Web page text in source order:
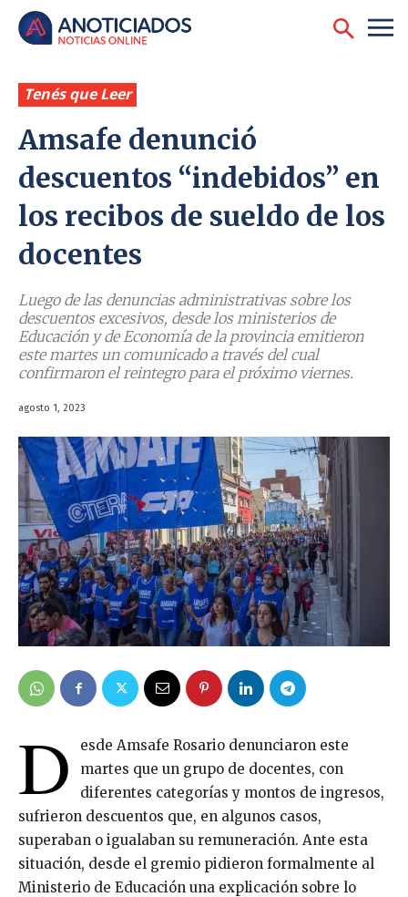
Tenés que Leer
Amsafe denunció
descuentos “indebidos” en
los recibos de sueldo de los
docentes
Luego de las denuncias administrativas sobre los
descuentos excesivos, desde los ministerios de
Educación y de Economía de la provincia emitieron
este martes un comunicado a través del cual
confirmaron el reintegro para el próximo viernes.
agosto 1, 2023
D
esde Amsafe Rosario denunciaron este
martes que un grupo de docentes, con
diferentes categorías y montos de ingresos,
sufrieron descuentos que, en algunos casos,
superaban o igualaban su remuneración. Ante esta
situación, desde el gremio pidieron formalmente al
Ministerio de Educación una explicación sobre lo